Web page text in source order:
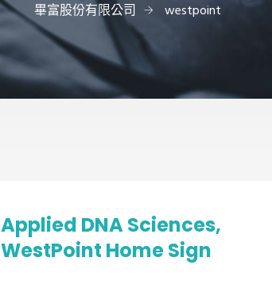
畢富股份有限公司 westpoint
Applied DNA Sciences,
WestPoint Home Sign